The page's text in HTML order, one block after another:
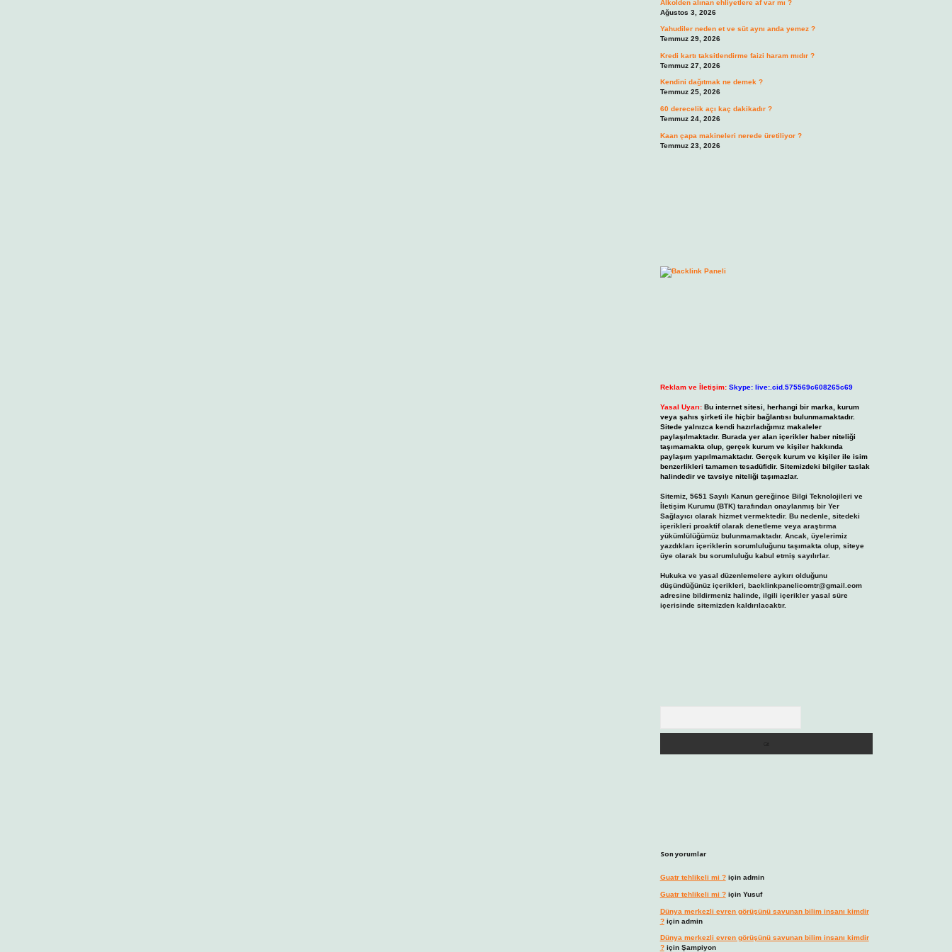
Alkolden alınan ehliyetlere af var mı ?
Ağustos 3, 2026
Yahudiler neden et ve süt aynı anda yemez ?
Temmuz 29, 2026
Kredi kartı taksitlendirme faizi haram mıdır ?
Temmuz 27, 2026
Kendini dağıtmak ne demek ?
Temmuz 25, 2026
60 derecelik açı kaç dakikadır ?
Temmuz 24, 2026
Kaan çapa makineleri nerede üretiliyor ?
Temmuz 23, 2026
Reklam ve İletişim: Skype: live:.cid.575569c608265c69
Yasal Uyarı: Bu internet sitesi, herhangi bir marka, kurum
veya şahıs şirketi ile hiçbir bağlantısı bulunmamaktadır.
Sitede yalnızca kendi hazırladığımız makaleler
paylaşılmaktadır. Burada yer alan içerikler haber niteliği
taşımamakta olup, gerçek kurum ve kişiler hakkında
paylaşım yapılmamaktadır. Gerçek kurum ve kişiler ile isim
benzerlikleri tamamen tesadüfidir. Sitemizdeki bilgiler taslak
halindedir ve tavsiye niteliği taşımazlar.
Sitemiz, 5651 Sayılı Kanun gereğince Bilgi Teknolojileri ve
İletişim Kurumu (BTK) tarafından onaylanmış bir Yer
Sağlayıcı olarak hizmet vermektedir. Bu nedenle, sitedeki
içerikleri proaktif olarak denetleme veya araştırma
yükümlülüğümüz bulunmamaktadır. Ancak, üyelerimiz
yazdıkları içeriklerin sorumluluğunu taşımakta olup, siteye
üye olarak bu sorumluluğu kabul etmiş sayılırlar.
Hukuka ve yasal düzenlemelere aykırı olduğunu
düşündüğünüz içerikleri, backlinkpanelicomtr@gmail.com
adresine bildirmeniz halinde, ilgili içerikler yasal süre
içerisinde sitemizden kaldırılacaktır.
Son yorumlar
Guatr tehlikeli mi ?için admin
Guatr tehlikeli mi ?için Yusuf
Dünya merkezli evren görüşünü savunan bilim insanı kimdir
?için admin
Dünya merkezli evren görüşünü savunan bilim insanı kimdir
?için Şampiyon